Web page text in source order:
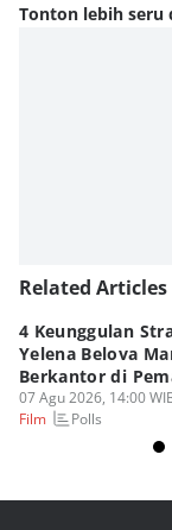
Tonton lebih seru
Related Articles
4 Keunggulan
Yelena Belova
Berkantor di
07 Agu 2026, 14:00
Film
Polls